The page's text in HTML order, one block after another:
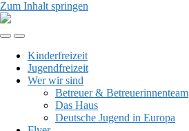
Zum Inhalt springen
Kinder-
Rhön
Mobil-
umschalten
Suchfeld
umschalten
Kinderfreizeit
Jugendfreizeit
Wer wir sind
Betreuer & Betreuerinnenteam
Das Haus
Deutsche Jugend in Europa